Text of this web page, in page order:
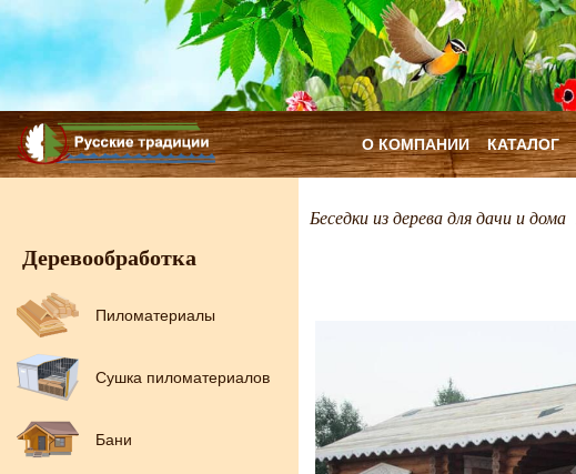
О КОМПАНИИ КАТАЛОГ
Деревообработка
Пиломатериалы
Сушка пиломатериалов
Бани
Беседки из дерева для дачи и дома